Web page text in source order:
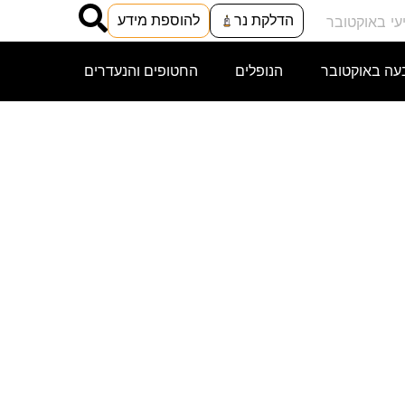
הדלקת נר להוספת מידע
באוקטובר הנופלים החטופים והנעדרים